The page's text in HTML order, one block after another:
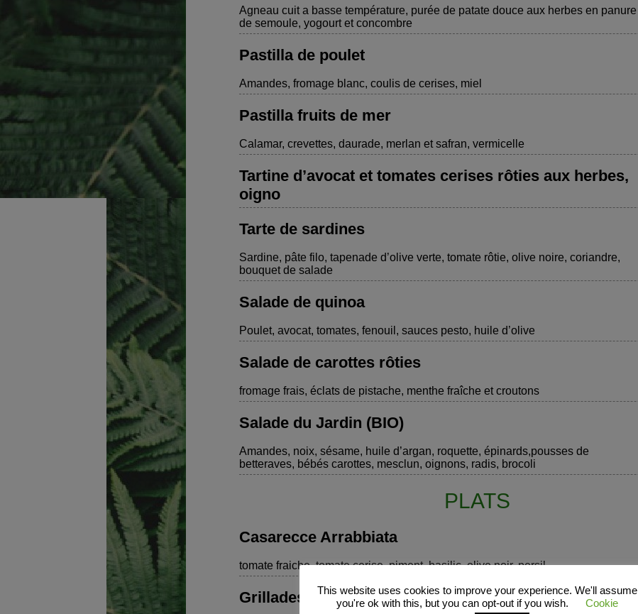
Agneau cuit a basse température, purée de patate douce aux herbes en panure
de semoule, yogourt et concombre
Pastilla de poulet
Amandes, fromage blanc, coulis de cerises, miel
Pastilla fruits de mer
Calamar, crevettes, daurade, merlan et safran, vermicelle
Tartine d’avocat et tomates cerises rôties aux herbes,
oigno
Tarte de sardines
Sardine, pâte filo, tapenade d’olive verte, tomate rôtie, olive noire, coriandre,
bouquet de salade
Salade de quinoa
Poulet, avocat, tomates, fenouil, sauces pesto, huile d’olive
Salade de carottes rôties
fromage frais, éclats de pistache, menthe fraîche et croutons
Salade du Jardin (BIO)
Amandes, noix, sésame, huile d’argan, roquette, épinards,pousses de
betteraves, bébés carottes, mesclun, oignons, radis, brocoli
PLATS
Casarecce Arrabbiata
tomate fraiche, tomate cerise, piment, basilic, olive noir, persil
Grillades du JardinThis website uses cookies to improve your experience. We'll assume
you're ok with this, but you can opt-out if you wish.
Cookie